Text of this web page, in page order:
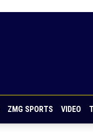
ZMG SPORTS VIDEO